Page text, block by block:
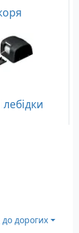
лебідки
дорогих